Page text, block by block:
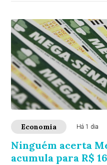
Economia Há 1 dia
Ninguém acerta
acumula para R$